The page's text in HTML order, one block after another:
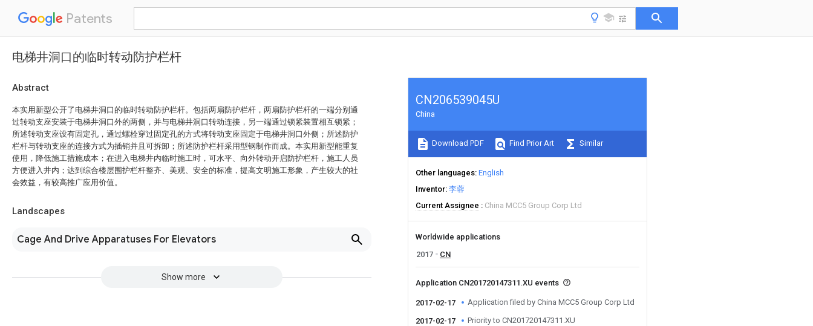
Patents
电梯井洞口的临时转动防护栏杆
Abstract
本实用新型公开了电梯井洞口的临时转动防护栏杆。包括两扇防护栏杆，两扇防护栏杆的一端分别通
过转动支座安装于电梯井洞口外的两侧，并与电梯井洞口转动连接，另一端通过锁紧装置相互锁紧；
所述转动支座设有固定孔，通过螺栓穿过固定孔的方式将转动支座固定于电梯井洞口外侧；所述防护
栏杆与转动支座的连接方式为插销并且可拆卸；所述防护栏杆采用型钢制作而成。本实用新型能重复
使用，降低施工措施成本；在进入电梯井内临时施工时，可水平、向外转动开启防护栏杆，施工人员
方便进入井内；达到综合楼层围护栏杆整齐、美观、安全的标准，提高文明施工形象，产生较大的社
会效益，有较高推广应用价值。
Landscapes
Cage And Drive Apparatuses For Elevators
Show more
CN206539045U
China
Download PDF Find Prior Art Similar
Other languages English
Inventor 李蓉
Current Assignee
China MCC5 Group Corp Ltd
Worldwide applications
2017
CN
Application CN201720147311.XU events
2017-02-17 Application filed by China MCC5 Group Corp Ltd
2017-02-17 Priority to CN201720147311.XU